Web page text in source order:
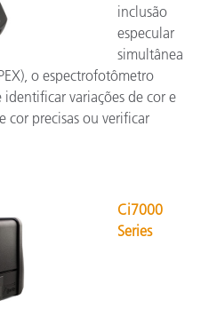
inclusão
especular
simultânea
o espectrofotômetro
variações de cor e
cor precisas ou verificar
Ci7000
Series